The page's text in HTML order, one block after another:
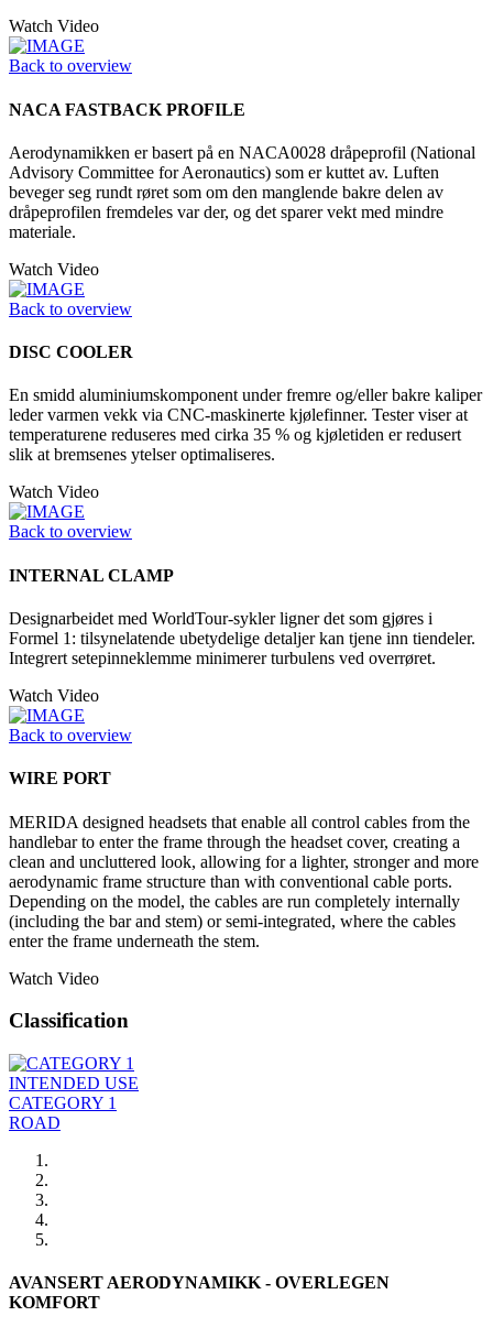
Watch Video
Back to overview
NACA FASTBACK PROFILE
Aerodynamikken er basert på en NACA0028 dråpeprofil (National
Advisory Committee for Aeronautics) som er kuttet av. Luften
beveger seg rundt røret som om den manglende bakre delen av
dråpeprofilen fremdeles var der, og det sparer vekt med mindre
materiale.
Watch Video
Back to overview
DISC COOLER
En smidd aluminiumskomponent under fremre og/eller bakre kaliper
leder varmen vekk via CNC-maskinerte kjølefinner. Tester viser at
temperaturene reduseres med cirka 35 % og kjøletiden er redusert
slik at bremsenes ytelser optimaliseres.
Watch Video
Back to overview
INTERNAL CLAMP
Designarbeidet med WorldTour-sykler ligner det som gjøres i
Formel 1: tilsynelatende ubetydelige detaljer kan tjene inn tiendeler.
Integrert setepinneklemme minimerer turbulens ved overrøret.
Watch Video
Back to overview
WIRE PORT
MERIDA designed headsets that enable all control cables from the
handlebar to enter the frame through the headset cover, creating a
clean and uncluttered look, allowing for a lighter, stronger and more
aerodynamic frame structure than with conventional cable ports.
Depending on the model, the cables are run completely internally
(including the bar and stem) or semi-integrated, where the cables
enter the frame underneath the stem.
Watch Video
Classification
INTENDED USE
CATEGORY 1
ROAD
AVANSERT AERODYNAMIKK - OVERLEGEN
KOMFORT